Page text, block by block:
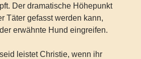
Der dramatische Höhepunkt
Täter gefasst werden kann,
erwähnte Hund eingreifen.
leistet Christie, wenn ihr